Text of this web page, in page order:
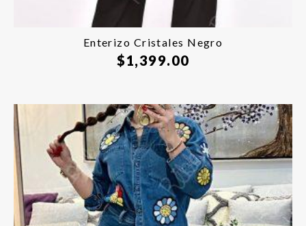
Enterizo Cristales Negro
$1,399.00